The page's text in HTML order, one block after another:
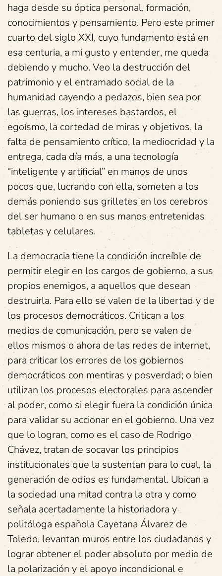
haga desde su óptica personal, formación,
conocimientos y pensamiento. Pero este primer
cuarto del siglo XXI, cuyo fundamento está en
esa centuria, a mi gusto y entender, me queda
debiendo y mucho. Veo la destrucción del
patrimonio y el entramado social de la
humanidad cayendo a pedazos, bien sea por
las guerras, los intereses bastardos, el
egoísmo, la cortedad de miras y objetivos, la
falta de pensamiento crítico, la mediocridad y la
entrega, cada día más, a una tecnología
“inteligente y artificial” en manos de unos
pocos que, lucrando con ella, someten a los
demás poniendo sus grilletes en los cerebros
del ser humano o en sus manos entretenidas
tabletas y celulares.
La democracia tiene la condición increíble de
permitir elegir en los cargos de gobierno, a sus
propios enemigos, a aquellos que desean
destruirla. Para ello se valen de la libertad y de
los procesos democráticos. Critican a los
medios de comunicación, pero se valen de
ellos mismos o ahora de las redes de internet,
para criticar los errores de los gobiernos
democráticos con mentiras y posverdad; o bien
utilizan los procesos electorales para ascender
al poder, como si elegir fuera la condición única
para validar su accionar en el gobierno. Una vez
que lo logran, como es el caso de Rodrigo
Chávez, tratan de socavar los principios
institucionales que la sustentan para lo cual, la
generación de odios es fundamental. Ubican a
la sociedad una mitad contra la otra y como
señala acertadamente la historiadora y
politóloga española Cayetana Álvarez de
Toledo, levantan muros entre los ciudadanos y
lograr obtener el poder absoluto por medio de
la polarización y el apoyo incondicional e